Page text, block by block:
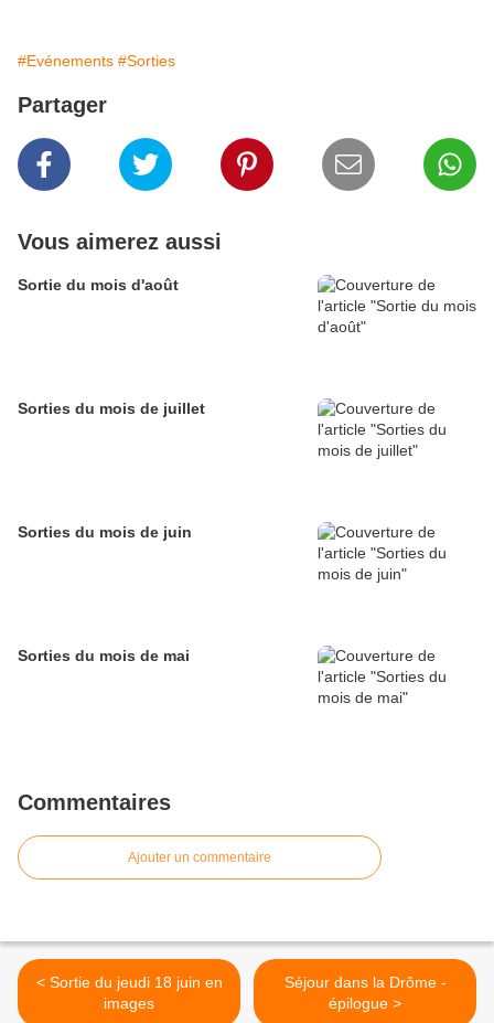
#Evénements #Sorties
Partager
Vous aimerez aussi
Sortie du mois d'août
Sorties du mois de juillet
Sorties du mois de juin
Sorties du mois de mai
Commentaires
Ajouter un commentaire
< Sortie du jeudi 18 juin en
images
Séjour dans la Drôme -
épilogue >